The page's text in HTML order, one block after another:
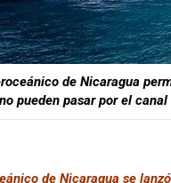
de Nicaragua
pueden pasar por el
de Nicaragua se